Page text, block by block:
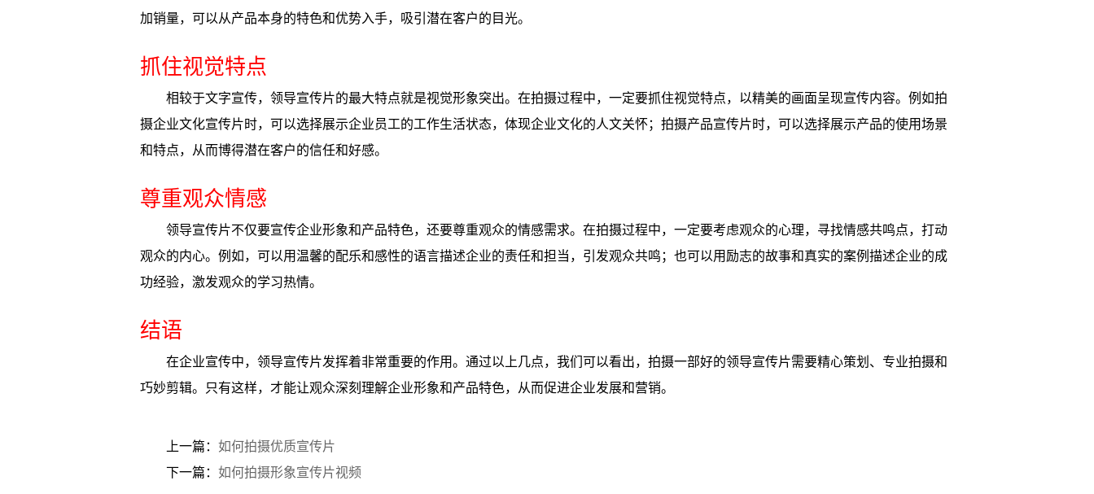
加销量，可以从产品本身的特色和优势入手，吸引潜在客户的目光。
抓住视觉特点
相较于文字宣传，领导宣传片的最大特点就是视觉形象突出。在拍摄过程中，一定要抓住视觉特点，以精美的画面呈现宣传内容。例如拍
摄企业文化宣传片时，可以选择展示企业员工的工作生活状态，体现企业文化的人文关怀；拍摄产品宣传片时，可以选择展示产品的使用场景
和特点，从而博得潜在客户的信任和好感。
尊重观众情感
领导宣传片不仅要宣传企业形象和产品特色，还要尊重观众的情感需求。在拍摄过程中，一定要考虑观众的心理，寻找情感共鸣点，打动
观众的内心。例如，可以用温馨的配乐和感性的语言描述企业的责任和担当，引发观众共鸣；也可以用励志的故事和真实的案例描述企业的成
功经验，激发观众的学习热情。
结语
在企业宣传中，领导宣传片发挥着非常重要的作用。通过以上几点，我们可以看出，拍摄一部好的领导宣传片需要精心策划、专业拍摄和
巧妙剪辑。只有这样，才能让观众深刻理解企业形象和产品特色，从而促进企业发展和营销。
上一篇： 如何拍摄优质宣传片
下一篇： 如何拍摄形象宣传片视频